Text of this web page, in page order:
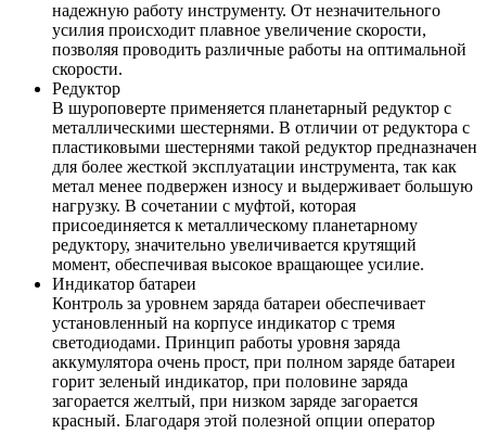
надежную работу инструменту. От незначительного
усилия происходит плавное увеличение скорости,
позволяя проводить различные работы на оптимальной
скорости.
Редуктор
В шуроповерте применяется планетарный редуктор с
металлическими шестернями. В отличии от редуктора с
пластиковыми шестернями такой редуктор предназначен
для более жесткой эксплуатации инструмента, так как
метал менее подвержен износу и выдерживает большую
нагрузку. В сочетании с муфтой, которая
присоединяется к металлическому планетарному
редуктору, значительно увеличивается крутящий
момент, обеспечивая высокое вращающее усилие.
Индикатор батареи
Контроль за уровнем заряда батареи обеспечивает
установленный на корпусе индикатор с тремя
светодиодами. Принцип работы уровня заряда
аккумулятора очень прост, при полном заряде батареи
горит зеленый индикатор, при половине заряда
загорается желтый, при низком заряде загорается
красный. Благодаря этой полезной опции оператор